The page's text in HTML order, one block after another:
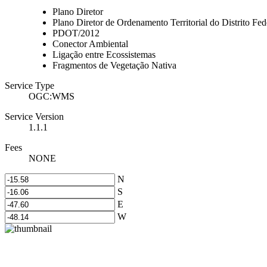
Plano Diretor
Plano Diretor de Ordenamento Territorial do Distrito
PDOT/2012
Conector Ambiental
Ligação entre Ecossistemas
Fragmentos de Vegetação Nativa
Service Type
OGC:WMS
Service Version
1.1.1
Fees
NONE
N
S
E
W